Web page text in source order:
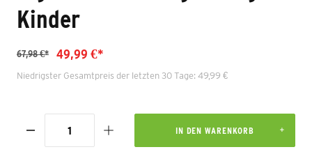
Kinder
67,98 €* 49,99 €*
Niedrigster Gesamtpreis der letzten 30 Tage: 49,99 €
IN DEN WARENKORB